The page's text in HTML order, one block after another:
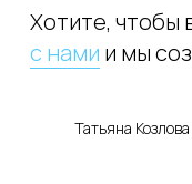
Хотите, чтобы
с нами и мы
Татьяна Козлова